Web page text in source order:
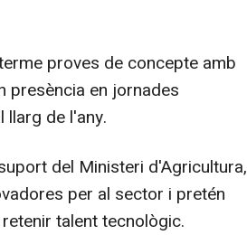
proves de concepte amb
presència en jornades
de l'any.
del Ministeri d'Agricultura,
per al sector i pretén
talent tecnològic.